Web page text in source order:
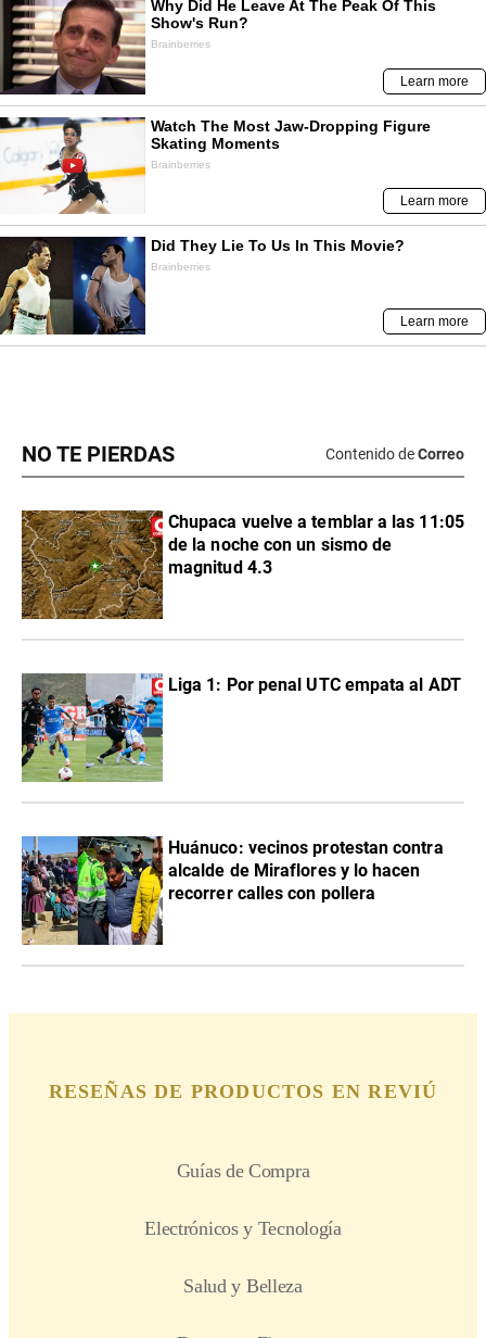
NO TE PIERDAS Contenido deCorreo
Chupaca vuelve a temblar a las 11:05
de la noche con un sismo de
magnitud 4.3
Liga 1: Por penal UTC empata al ADT
Huánuco: vecinos protestan contra
alcalde de Miraflores y lo hacen
recorrer calles con pollera